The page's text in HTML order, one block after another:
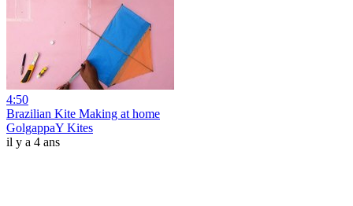
4:50
Brazilian Kite Making at home
GolgappaY Kites
il y a 4 ans